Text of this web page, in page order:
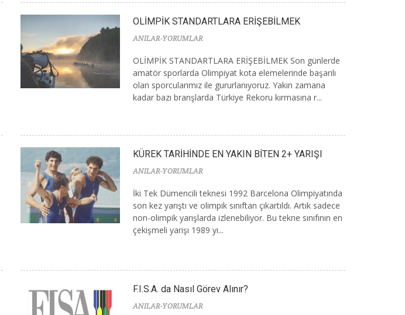
OLİMPİK STANDARTLARA ERİŞEBİLMEK
ANILAR-YORUMLAR
OLİMPİK STANDARTLARA ERİŞEBİLMEK Son günlerde
amatör sporlarda Olimpiyat kota elemelerinde başarılı
olan sporcularımız ile gururlanıyoruz. Yakın zamana
kadar bazı branşlarda Türkiye Rekoru kırmasına r...
KÜREK TARİHİNDE EN YAKIN BİTEN 2+ YARIŞI
ANILAR-YORUMLAR
İki Tek Dümencili teknesi 1992 Barcelona Olimpiyatında
son kez yarıştı ve olimpik sınıftan çıkartıldı. Artık sadece
non-olimpik yarışlarda izlenebiliyor. Bu tekne sınıfının en
çekişmeli yarışı 1989 yı...
F.I.S.A. da Nasıl Görev Alınır?
ANILAR-YORUMLAR